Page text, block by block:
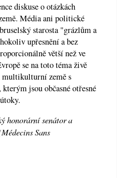
diskuse o otázkách
Média ani politické
starosta "grázlům a
upřesnění a bez
větší než ve
se na toto téma živě
multikulturní země s
jsou občasné otřesné
honorární senátor a
Sans